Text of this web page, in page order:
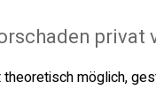
privat
theoretisch möglich,